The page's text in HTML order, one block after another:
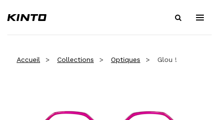
Accueil Collections Optiques Glou !